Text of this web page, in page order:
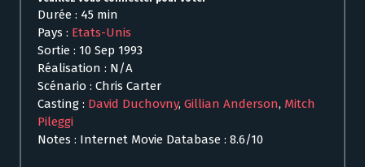
Durée : 45 min
Pays : Etats-Unis
Sortie : 10 Sep 1993
Réalisation : N/A
Scénario : Chris Carter
Casting : David Duchovny, Gillian Anderson, Mitch
Pileggi
Notes : Internet Movie Database : 8.6/10